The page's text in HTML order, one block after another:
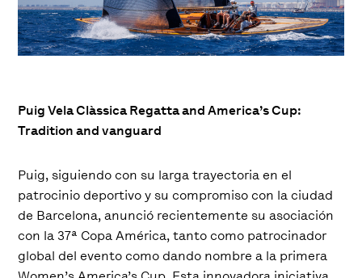
Puig Vela Clàssica Regatta and America’s Cup:
Tradition and vanguard
Puig, siguiendo con su larga trayectoria en el
patrocinio deportivo y su compromiso con la ciudad
de Barcelona, anunció recientemente su asociación
con la 37ª Copa América, tanto como patrocinador
global del evento como dando nombre a la primera